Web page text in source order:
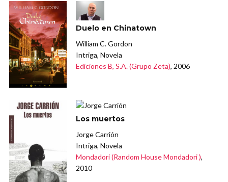
Duelo en Chinatown
William C. Gordon
Intriga, Novela
Ediciones B, S.A. (Grupo Zeta), 2006
Los muertos
Jorge Carrión
Intriga, Novela
Mondadori (Random House Mondadori ),
2010